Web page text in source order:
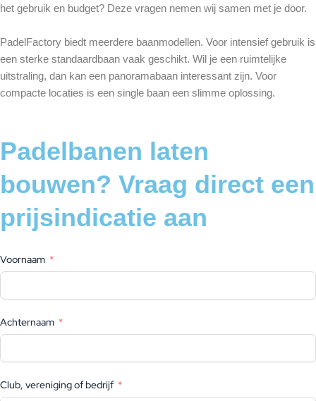
het gebruik en budget? Deze vragen nemen wij samen met je door.
PadelFactory biedt meerdere baanmodellen. Voor intensief gebruik is
een sterke standaardbaan vaak geschikt. Wil je een ruimtelijke
uitstraling, dan kan een panoramabaan interessant zijn. Voor
compacte locaties is een single baan een slimme oplossing.
Padelbanen laten
bouwen? Vraag direct een
prijsindicatie aan
Voornaam
Achternaam
Club, vereniging of bedrijf